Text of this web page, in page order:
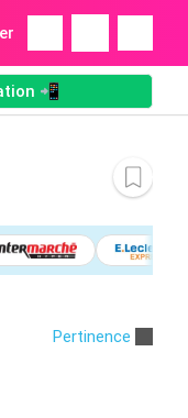
📲
Pertinence